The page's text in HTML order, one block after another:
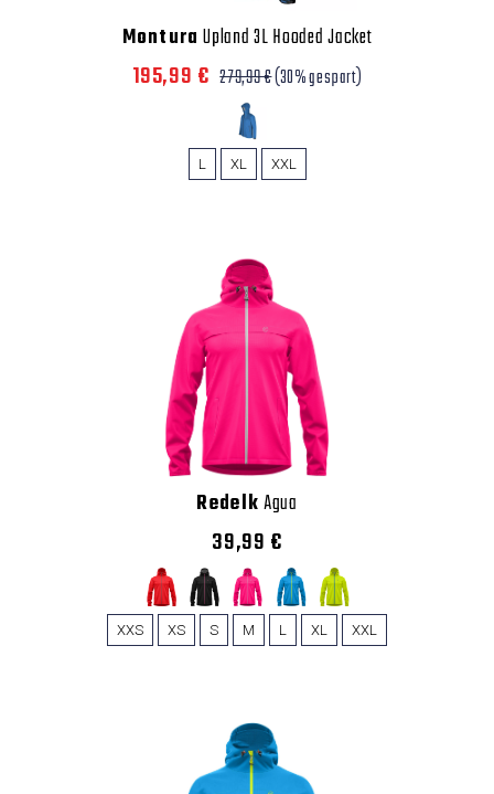
Montura Upland 3L Hooded Jacket
195,99 € 279,99 €(30% gespart)
L XL XXL
RedelkAgua
39,99 €
XXS XS S M L XL XXL